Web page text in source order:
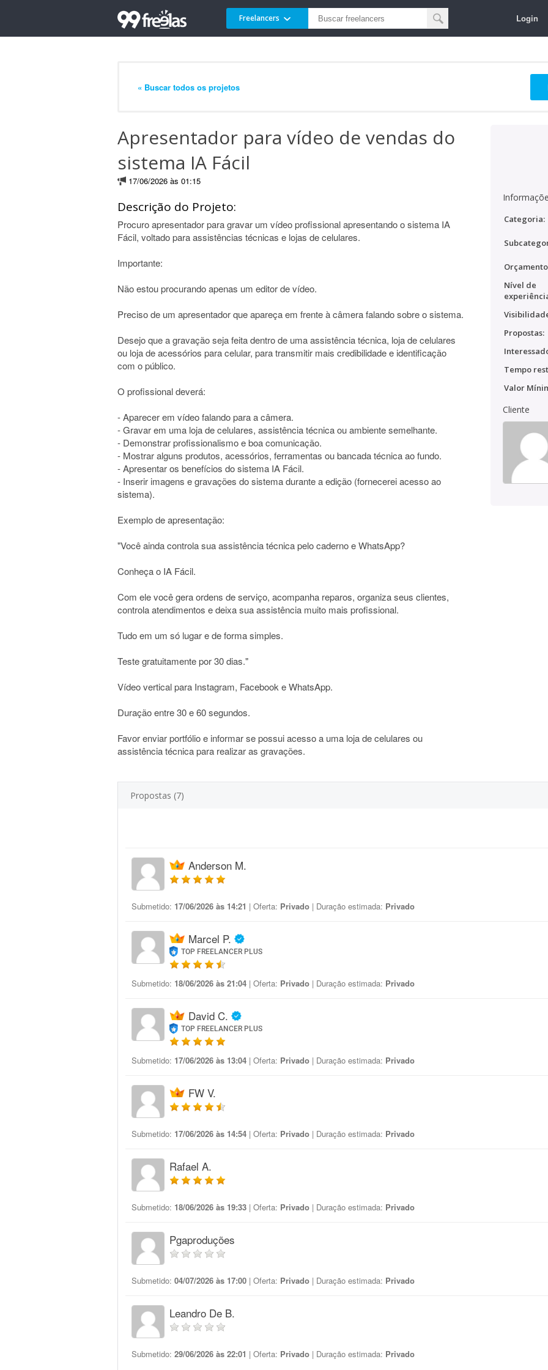
Freelancers Login
« Buscar todos os projetos
Apresentador para vídeo de vendas do
sistema IA Fácil
17/06/2026 às 01:15
Descrição do Projeto:
Procuro apresentador para gravar um vídeo profissional apresentando o sistema IA
Fácil, voltado para assistências técnicas e lojas de celulares.
Importante:
Não estou procurando apenas um editor de vídeo.
Preciso de um apresentador que apareça em frente à câmera falando sobre o sistema.
Desejo que a gravação seja feita dentro de uma assistência técnica, loja de celulares
ou loja de acessórios para celular, para transmitir mais credibilidade e identificação
com o público.
O profissional deverá:
- Aparecer em vídeo falando para a câmera.
- Gravar em uma loja de celulares, assistência técnica ou ambiente semelhante.
- Demonstrar profissionalismo e boa comunicação.
- Mostrar alguns produtos, acessórios, ferramentas ou bancada técnica ao fundo.
- Apresentar os benefícios do sistema IA Fácil.
- Inserir imagens e gravações do sistema durante a edição (fornecerei acesso ao
sistema).
Exemplo de apresentação:
"Você ainda controla sua assistência técnica pelo caderno e WhatsApp?
Conheça o IA Fácil.
Com ele você gera ordens de serviço, acompanha reparos, organiza seus clientes,
controla atendimentos e deixa sua assistência muito mais profissional.
Tudo em um só lugar e de forma simples.
Teste gratuitamente por 30 dias."
Vídeo vertical para Instagram, Facebook e WhatsApp.
Duração entre 30 e 60 segundos.
Favor enviar portfólio e informar se possui acesso a uma loja de celulares ou
assistência técnica para realizar as gravações.
Categoria:
Nível de
Propostas:
Tempo
Valor
Cliente
Propostas (7)
Anderson M.
Submetido: 17/06/2026 às 14:21 | Oferta: Privado | Duração estimada: Privado
Marcel P.
TOP FREELANCER PLUS
Submetido: 18/06/2026 às 21:04 | Oferta: Privado | Duração estimada: Privado
David C.
TOP FREELANCER PLUS
Submetido: 17/06/2026 às 13:04 | Oferta: Privado | Duração estimada: Privado
FW V.
Submetido: 17/06/2026 às 14:54 | Oferta: Privado | Duração estimada: Privado
Rafael A.
Submetido: 18/06/2026 às 19:33 | Oferta: Privado | Duração estimada: Privado
Pgaproduções
Submetido: 04/07/2026 às 17:00 | Oferta: Privado | Duração estimada: Privado
Leandro De B.
Submetido: 29/06/2026 às 22:01 | Oferta: Privado | Duração estimada: Privado